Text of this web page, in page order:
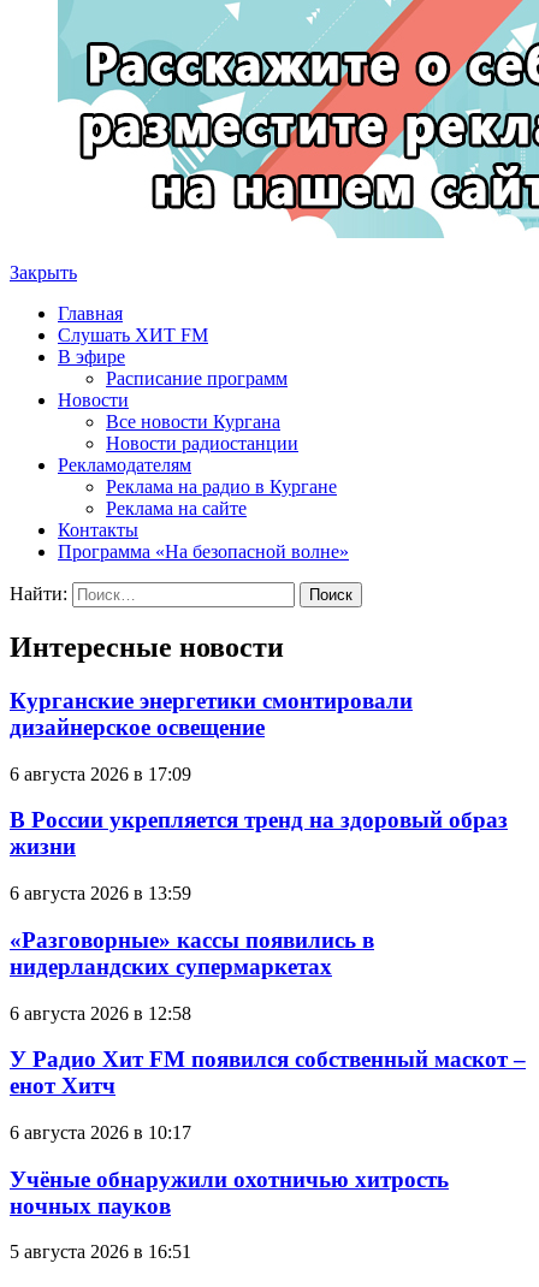
Закрыть
Главная
Слушать ХИТ FM
В эфире
Расписание программ
Новости
Все новости Кургана
Новости радиостанции
Рекламодателям
Реклама на радио в Кургане
Реклама на сайте
Контакты
Программа «На безопасной волне»
Найти:
Интересные новости
Курганские энергетики смонтировали
дизайнерское освещение
6 августа 2026 в 17:09
В России укрепляется тренд на здоровый образ
жизни
6 августа 2026 в 13:59
«Разговорные» кассы появились в
нидерландских супермаркетах
6 августа 2026 в 12:58
У Радио Хит FM появился собственный маскот –
енот Хитч
6 августа 2026 в 10:17
Учёные обнаружили охотничью хитрость
ночных пауков
5 августа 2026 в 16:51